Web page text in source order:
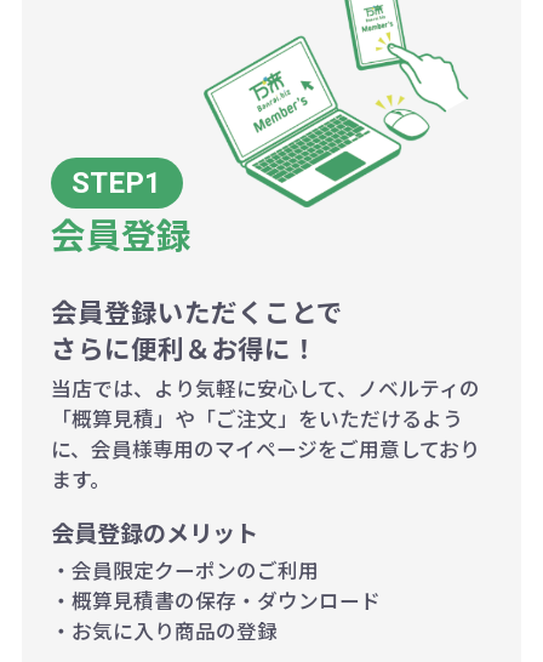
ので、予めご了承ください。
例：200個未満（1式：18,000円）
200個~499個の場合：42円（1個
当たり）
500個~999個の場合：35円（1個
1,000個以上：28円（1個当た
り）
会員登録
会員登録いただくことで
さらに便利＆お得に！
当店では、より気軽に安心して、ノベルティの
「概算見積」や「ご注文」をいただけるよう
に、会員様専用のマイページをご用意しており
ます。
会員登録のメリット
・会員限定クーポンのご利用
・概算見積書の保存・ダウンロード
・お気に入り商品の登録